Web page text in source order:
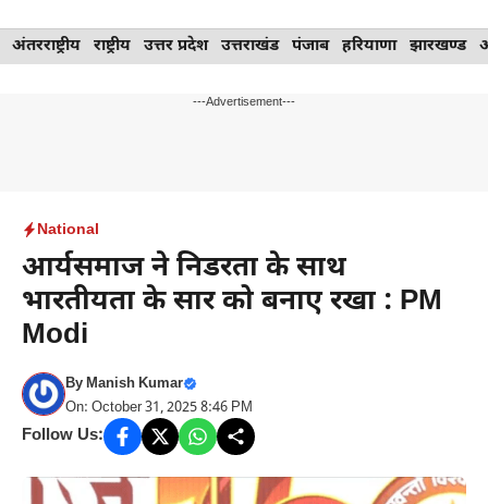
Skip
to
अंतरराष्ट्रीय राष्ट्रीय उत्तर प्रदेश उत्तराखंड पंजाब हरियाणा झारखण्ड
---Advertisement---
National
आर्यसमाज ने निडरता के साथ
भारतीयता के सार को बनाए रखा : PM
Modi
ByManish Kumar
On: October 31, 2025 8:46 PM
Follow Us: